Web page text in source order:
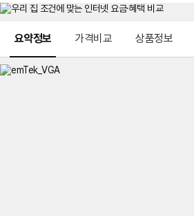
요약정보 가격비교 상품정보